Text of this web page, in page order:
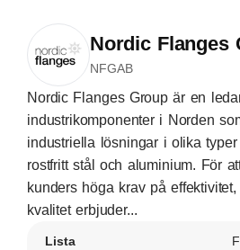
Nordic Flanges
NFGAB
Nordic Flanges Group är en
industrikomponenter i Norden
industriella lösningar i olika
rostfritt stål och aluminium. För
kunders höga krav på
kvalitet erbjuder...
Lista